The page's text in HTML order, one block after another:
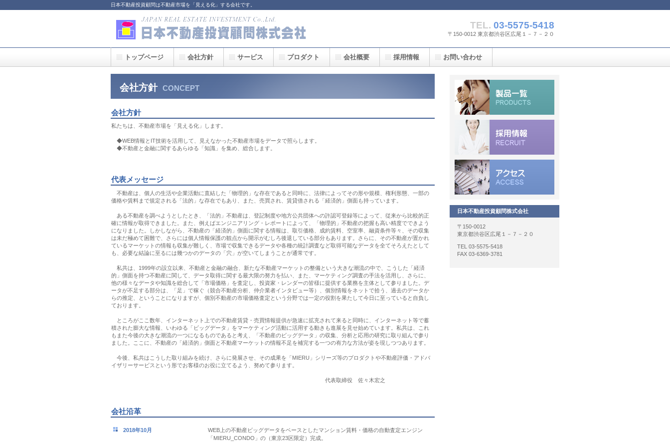
日本不動産投資顧問は不動産市場を「見える化」する会社です。
TEL. 03-5575-5418
〒150-0012 東京都渋谷区広尾１－７－２０
会社方針 CONCEPT
会社方針
私たちは、不動産市場を「見える化」します。
◆WEB情報とIT技術を活用して、見えなかった不動産市場をデータで照らします。
◆不動産と金融に関するあらゆる「知識」を集め、総合します。
代表メッセージ
不動産は、個人の生活や企業活動に直結した「物理的」な存在であると同時に、法律によってその形や規模、権利形態、一部の
価格や賃料まで規定される「法的」な存在でもあり、また、売買され、賃貸借される「経済的」側面も持っています。
ある不動産を調べようとしたとき、「法的」不動産は、登記制度や地方公共団体への許認可登録等によって、従来から比較的正
確に情報が取得できました。また、例えばエンジニアリング・レポートによって、「物理的」不動産の把握も高い精度でできよう
になりました。しかしながら、不動産の「経済的」側面に関する情報は、取引価格、成約賃料、空室率、融資条件等々、その収集
は未だ極めて困難で、さらには個人情報保護の観点から開示がむしろ後退している部分もあります。さらに、その不動産が置かれ
ているマーケットの情報も収集が難しく、市場で収集できるデータや各種の統計調査など取得可能なデータを全てそろえたとして
も、必要な結論に至るには幾つかのデータの「穴」が空いてしまうことが通常です。
私共は、1999年の設立以来、不動産と金融の融合、新たな不動産マーケットの整備という大きな潮流の中で、こうした「経済
的」側面を持つ不動産に関して、データ取得に関する最大限の努力を払い、また、マーケティング調査の手法を活用し、さらに、
他の様々なデータや知識を総合して「市場価格」を査定し、投資家・レンダーの皆様に提供する業務を主体として参りました。デ
ータが不足する部分は、「足」で稼ぐ（競合不動産分析、仲介業者インタビュー等）、個別情報をネットで拾う、過去のデータか
らの推定、ということになりますが、個別不動産の市場価格査定という分野では一定の役割を果たして今日に至っていると自負し
ております。
ところがここ数年、インターネット上での不動産賃貸・売買情報提供が急速に拡充されて来ると同時に、インターネット等で蓄
積された膨大な情報、いわゆる「ビッグデータ」をマーケティング活動に活用する動きも進展を見せ始めています。私共は、これ
もまた今後の大きな潮流の一つになるものであると考え、「不動産のビッグデータ」の収集、分析と応用の研究に取り組んで参り
ました。ここに、不動産の「経済的」側面と不動産マーケットの情報不足を補完する一つの有力な方法が姿を現しつつあります。
今後、私共はこうした取り組みを続け、さらに発展させ、その成果を「MIERU」シリーズ等のプロダクトや不動産評価・アドバ
イザリーサービスという形でお客様のお役に立てるよう、努めて参ります。
代表取締役 佐々木宏之
会社沿革
2018年10月
WEB上の不動産ビッグデータをベースとしたマンション賃料・価格の自動査定エンジン
「MIERU_CONDO」の（東京23区限定）完成。
トップページ 会社方針 サービス プロダクト 会社概要 採用情報 お問い合わせ
日本不動産投資顧問株式会社
〒150-0012
東京都渋谷区広尾１－７－２０
TEL 03-5575-5418
FAX 03-6369-3781